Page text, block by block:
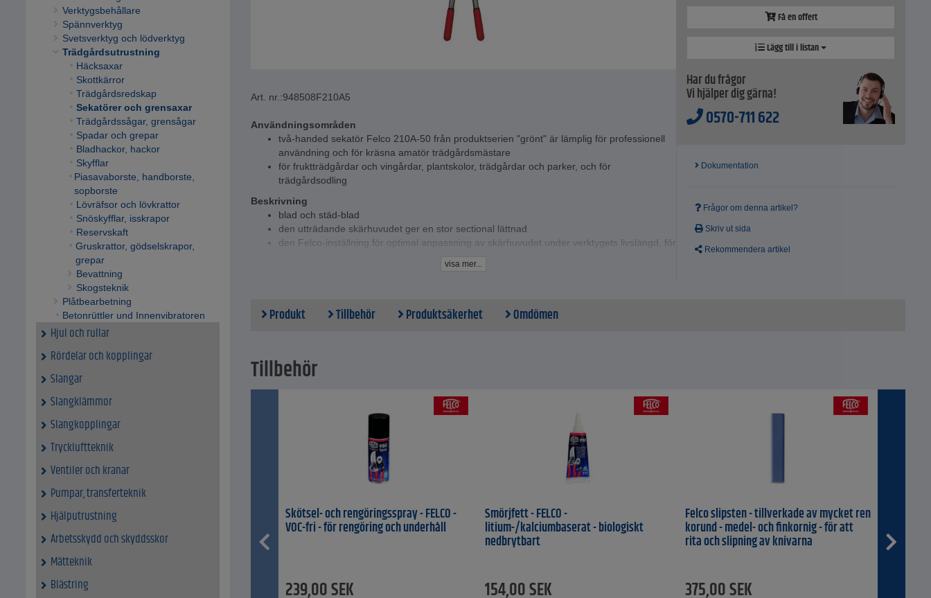
Verktygsbehållare
Spännverktyg
Svetsverktyg och lödverktyg
Trädgårdsutrustning
Häcksaxar
Skottkärror
Trädgårdsredskap
Sekatörer och grensaxar
Trädgårdssågar, grensågar
Spadar och grepar
Bladhackor, hackor
Skyfflar
Piasavaborste, handborste,
sopborste
Lövräfsor och lövkrattor
Snöskyfflar, isskrapor
Reservskaft
Gruskrattor, gödselskrapor,
grepar
Bevattning
Skogsteknik
Plåtbearbetning
Betonrüttler und Innenvibratoren
Hjul och rullar
Rördelar och kopplingar
Slangar
Slangklämmor
Slangkopplingar
Tryckluftteknik
Ventiler och kranar
Pumpar, transferteknik
Hjälputrustning
Arbetsskydd och skyddsskor
Mätteknik
Blästring
Art. nr.:948508F210A5
Användningsområden
två-handed sekatör Felco 210A-50 från produktserien "grönt" är lämplig för professionell
användning och för kräsna amatör trädgårdsmästare
för fruktträdgårdar och vingårdar, plantskolor, trädgårdar och parker, och för
trädgårdsodling
Beskrivning
blad och städ-blad
den utträdande skärhuvudet ger en stor sectional lättnad
den Felco-inställning för optimal anpassning av skärhuvudet under verktygets livslängd, för
dämpsystemet dämpar stötarna i slutet av snittet och redan så händer och handleder
skärhuvud, vilket verktyget kan anpassas till de individuella kraven hos användaren kan
rekommenderas (efter varje användning), och vardagen är
av träd och buskar, blommor för skörd, beskärning arbete med vinstockar och för vård och
rengöring av tomter, häckar och planteringar
Material blad och städ-blad - kvalitet härdat stål
Material handtag - aluminium, med halkfri beläggning
Skär diameter - max. 35 mm
Total längd - 500 mm
visa mer...
Få en offert
Lägg till i listan
Har du frågor
Vi hjälper dig gärna!
0570-711 622
Dokumentation
Frågor om denna artikel?
Skriv ut sida
Rekommendera artikel
Produkt Tillbehör Produktsäkerhet Omdömen
Tillbehör
Skötsel- och rengöringsspray - FELCO -
VOC-fri - för rengöring och underhåll
239,00SEK
Smörjfett - FELCO -
litium-/kalciumbaserat - biologiskt
nedbrytbart
154,00SEK
Felco slipsten - tillverkade av mycket ren
korund - medel- och finkornig - för att
rita och slipning av knivarna
375,00SEK